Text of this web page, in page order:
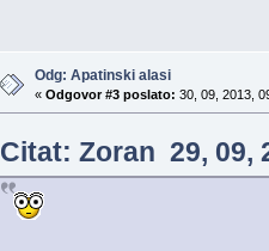
Odg: Apatinski alasi
« Odgovor #3 poslato: 30, 09, 2013,
Citat: Zoran 29, 09,